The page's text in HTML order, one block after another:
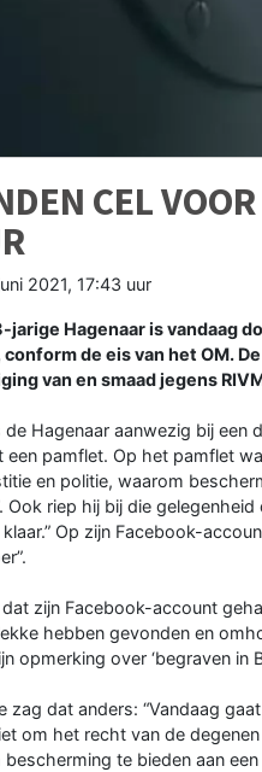
CEL
2021, 17:43 uur
jarige Hagenaar is vandaag
de eis van het OM.
van en smaad jegens
Hagenaar aanwezig bij
pamflet. Op het pamflet
en politie, waarom
riep hij bij die
Op zijn Facebook-
zijn Facebook-account
hebben gevonden en
opmerking over ‘begraven in
zag dat anders: “Vandaag
om het recht van de
te bieden aan